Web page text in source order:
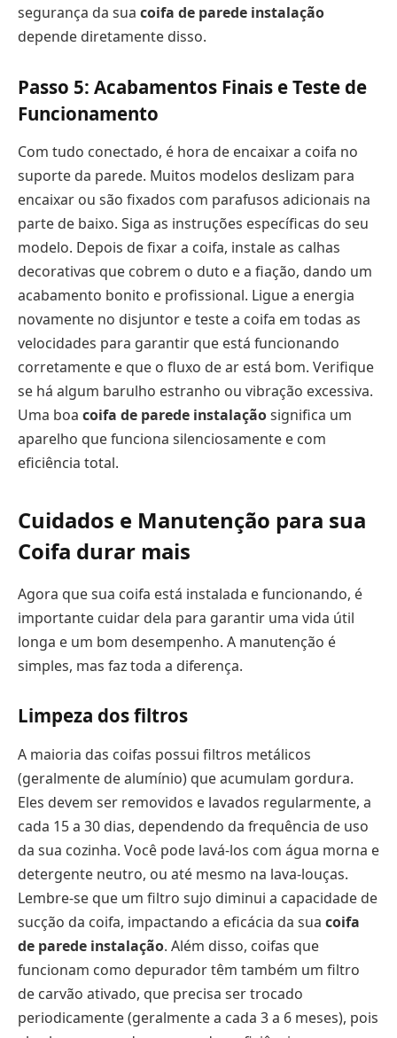
segurança da sua coifa de parede instalação
depende diretamente disso.
Passo 5: Acabamentos Finais e Teste de
Funcionamento
Com tudo conectado, é hora de encaixar a coifa no
suporte da parede. Muitos modelos deslizam para
encaixar ou são fixados com parafusos adicionais na
parte de baixo. Siga as instruções específicas do seu
modelo. Depois de fixar a coifa, instale as calhas
decorativas que cobrem o duto e a fiação, dando um
acabamento bonito e profissional. Ligue a energia
novamente no disjuntor e teste a coifa em todas as
velocidades para garantir que está funcionando
corretamente e que o fluxo de ar está bom. Verifique
se há algum barulho estranho ou vibração excessiva.
Uma boa coifa de parede instalaçãosignifica um
aparelho que funciona silenciosamente e com
eficiência total.
Cuidados e Manutenção para sua
Coifa durar mais
Agora que sua coifa está instalada e funcionando, é
importante cuidar dela para garantir uma vida útil
longa e um bom desempenho. A manutenção é
simples, mas faz toda a diferença.
Limpeza dos filtros
A maioria das coifas possui filtros metálicos
(geralmente de alumínio) que acumulam gordura.
Eles devem ser removidos e lavados regularmente, a
cada 15 a 30 dias, dependendo da frequência de uso
da sua cozinha. Você pode lavá-los com água morna e
detergente neutro, ou até mesmo na lava-louças.
Lembre-se que um filtro sujo diminui a capacidade de
sucção da coifa, impactando a eficácia da sua coifa
de parede instalação. Além disso, coifas que
funcionam como depurador têm também um filtro
de carvão ativado, que precisa ser trocado
periodicamente (geralmente a cada 3 a 6 meses), pois